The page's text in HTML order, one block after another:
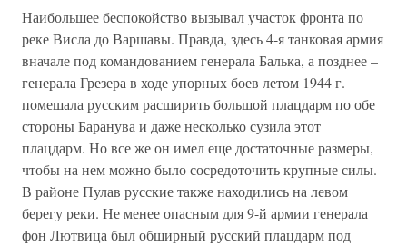
Наибольшее беспокойство вызывал участок фронта по
реке Висла до Варшавы. Правда, здесь 4-я танковая армия
вначале под командованием генерала Балька, а позднее –
генерала Грезера в ходе упорных боев летом 1944 г.
помешала русским расширить большой плацдарм по обе
стороны Баранува и даже несколько сузила этот
плацдарм. Но все же он имел еще достаточные размеры,
чтобы на нем можно было сосредоточить крупные силы.
В районе Пулав русские также находились на левом
берегу реки. Не менее опасным для 9-й армии генерала
фон Лютвица был обширный русский плацдарм под